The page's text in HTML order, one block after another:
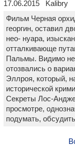
17.06.2015 Kalibry
Фильм Черная
георгин, оставил
нео- нуара,
отталкивающе
Пальмы. Видимо не
отозвались о
Эллроя, который,
исторической
Секреты Лос-
просмотре,
подумать, обсудить